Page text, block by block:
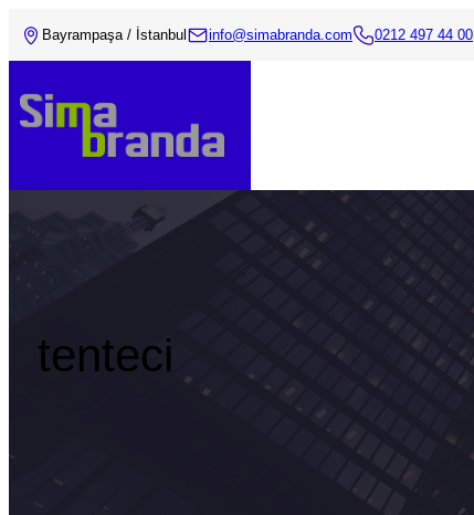
Bayrampaşa / İstanbul info@simabranda.com 0212 497 44 00
tenteci